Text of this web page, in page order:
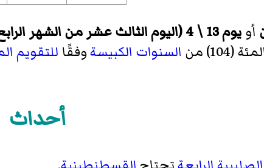
أو يوم 13 \ 4 (اليوم الثالث عشر من الشهر الرابع)
من
السنوات الكبيسةوفقًا للتقويم
أحداث